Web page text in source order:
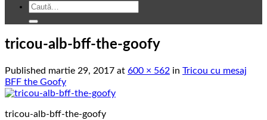
Caută
tricou-alb-bff-the-goofy
Published martie 29, 2017 at 600 × 562 in Tricou cu mesaj
BFF the Goofy
tricou-alb-bff-the-goofy